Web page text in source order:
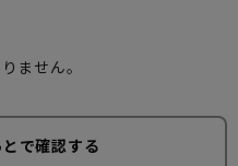
ません。
で確認する